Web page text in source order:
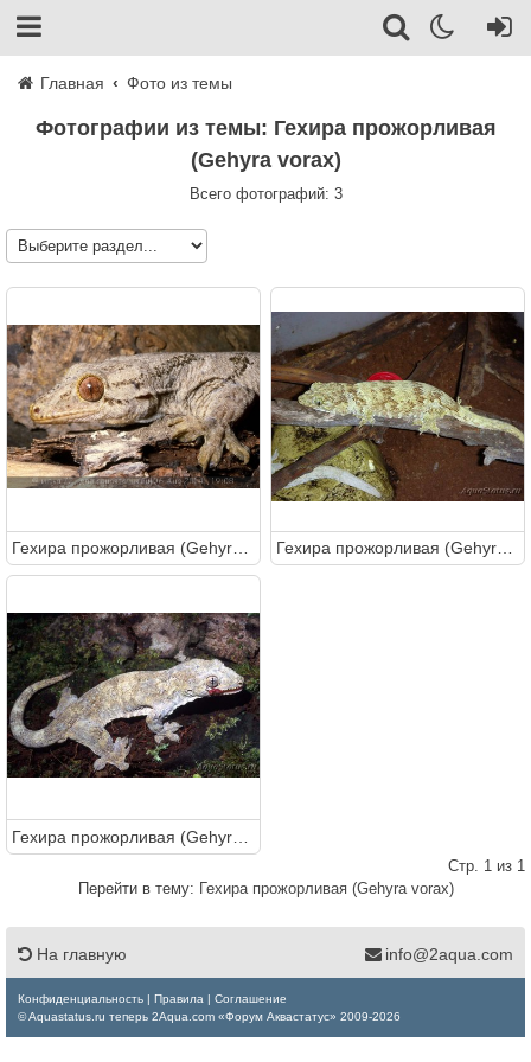
Главная Фото из темы
Фотографии из темы: Гехира прожорливая
(Gehyra vorax)
Всего фотографий: 3
Стр. 1 из 1
Перейти в тему: Гехира прожорливая (Gehyra vorax)
На главную info@2aqua.com
Конфиденциальность | Правила | Соглашение
© Aquastatus.ru теперь 2Aqua.com «Форум Аквастатус» 2009-2026